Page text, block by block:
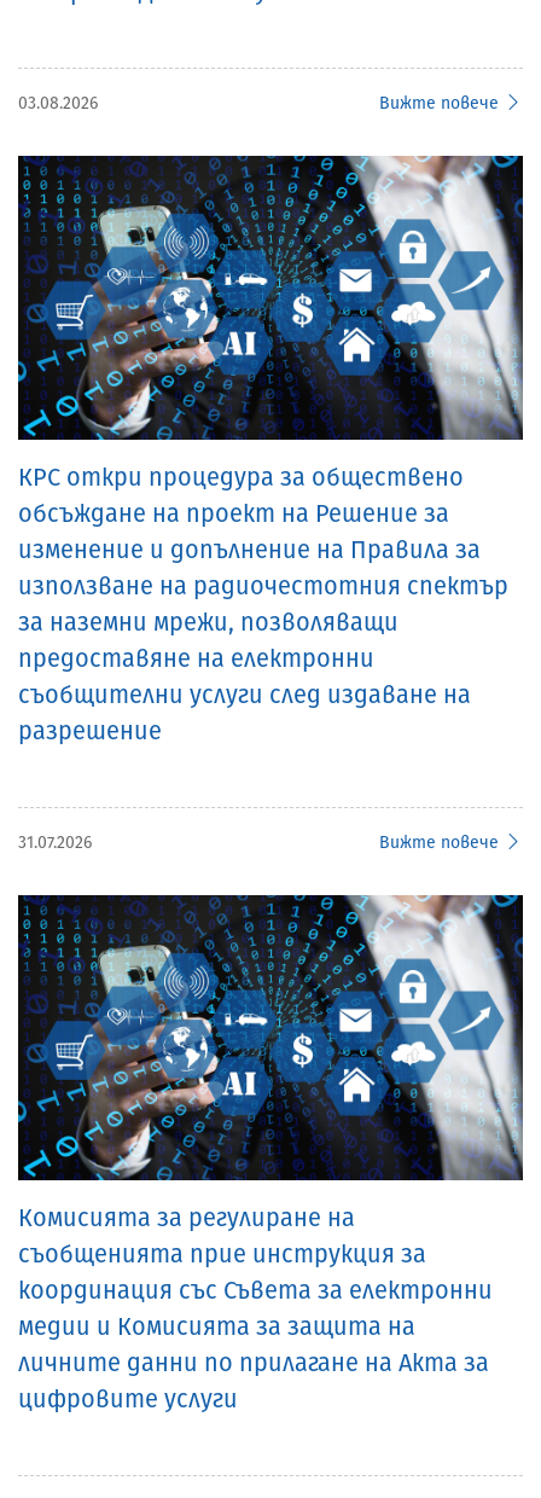
03.08.2026 Вижте повече
КРС откри процедура за обществено
обсъждане на проект на Решение за
изменение и допълнение на Правила за
използване на радиочестотния спектър
за наземни мрежи, позволяващи
предоставяне на електронни
съобщителни услуги след издаване на
разрешение
31.07.2026 Вижте повече
Комисията за регулиране на
съобщенията прие инструкция за
координация със Съвета за електронни
медии и Комисията за защита на
личните данни по прилагане на Акта за
цифровите услуги